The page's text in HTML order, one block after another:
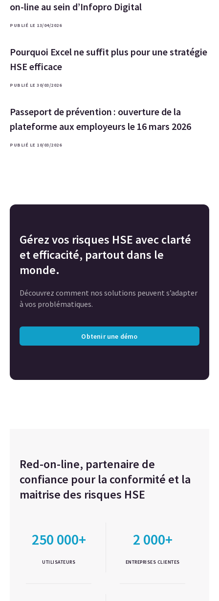
on-line au sein d’Infopro Digital
PUBLIÉ LE 13/04/2026
Pourquoi Excel ne suffit plus pour une stratégie
HSE efficace
PUBLIÉ LE 30/03/2026
Passeport de prévention : ouverture de la
plateforme aux employeurs le 16 mars 2026
PUBLIÉ LE 10/03/2026
Gérez vos risques HSE avec clarté
et efficacité, partout dans le
monde.
Découvrez comment nos solutions peuvent s’adapter
à vos problématiques.
Obtenir une démo
Red-on-line, partenaire de
confiance pour la conformité et la
maitrise des risques HSE
250 000+
UTILISATEURS
2 000+
ENTREPRISES CLIENTES